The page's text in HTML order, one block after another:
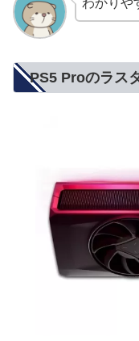
わかりや
PS5 Proのラス